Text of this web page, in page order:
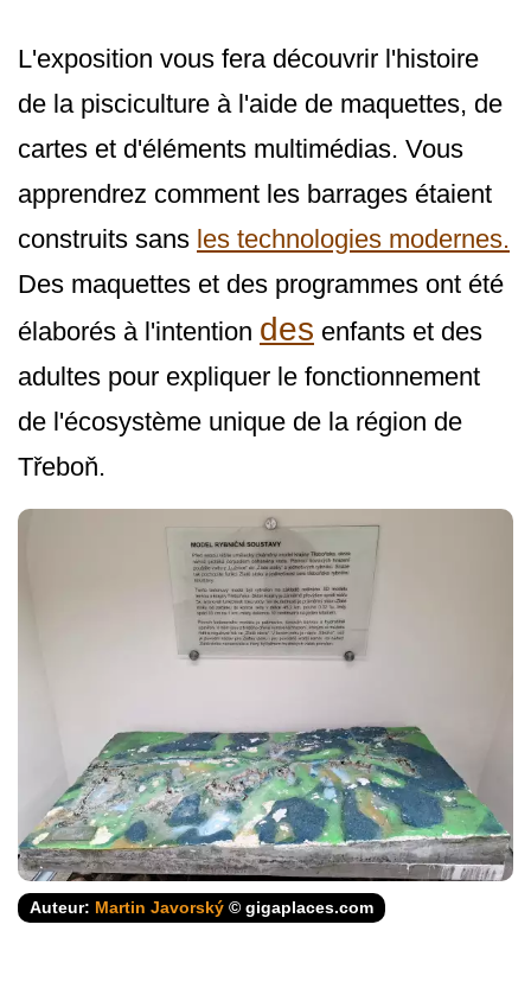
L'exposition vous fera découvrir l'histoire
de la pisciculture à l'aide de maquettes, de
cartes et d'éléments multimédias. Vous
apprendrez comment les barrages étaient
construits sans les technologies modernes.
Des maquettes et des programmes ont été
élaborés à l'intention des enfants et des
adultes pour expliquer le fonctionnement
de l'écosystème unique de la région de
Třeboň.
Auteur: Martin Javorský © gigaplaces.com